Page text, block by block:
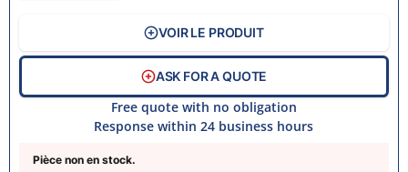
Pièce non en stock.
VOIR LE PRODUIT
ASK FOR A QUOTE
Free quote with no obligation
Response within 24 business hours